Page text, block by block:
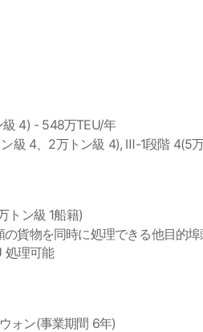
級 4) - 548万TEU/年
級 4、2万トン級 4), Ⅲ-1段階 4(5
トン級 1船籍)
貨物を同時に処理できる他目的
処理可能
ォン(事業期間 6年)